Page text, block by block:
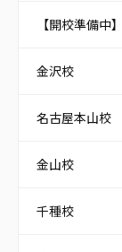
【開校準備中
金沢校
名古屋本山校
金山校
千種校